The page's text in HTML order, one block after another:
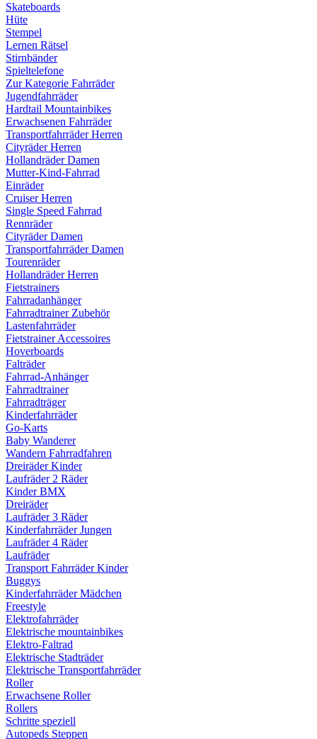
Skateboards
Hüte
Stempel
Lernen Rätsel
Stirnbänder
Spieltelefone
Zur Kategorie Fahrräder
Jugendfahrräder
Hardtail Mountainbikes
Erwachsenen Fahrräder
Transportfahrräder Herren
Cityräder Herren
Hollandräder Damen
Mutter-Kind-Fahrrad
Einräder
Cruiser Herren
Single Speed Fahrrad
Rennräder
Cityräder Damen
Transportfahrräder Damen
Tourenräder
Hollandräder Herren
Fietstrainers
Fahrradanhänger
Fahrradtrainer Zubehör
Lastenfahrräder
Fietstrainer Accessoires
Hoverboards
Falträder
Fahrrad-Anhänger
Fahrradtrainer
Fahrradträger
Kinderfahrräder
Go-Karts
Baby Wanderer
Wandern Fahrradfahren
Dreiräder Kinder
Laufräder 2 Räder
Kinder BMX
Dreiräder
Laufräder 3 Räder
Kinderfahrräder Jungen
Laufräder 4 Räder
Laufräder
Transport Fahrräder Kinder
Buggys
Kinderfahrräder Mädchen
Freestyle
Elektrofahrräder
Elektrische mountainbikes
Elektro-Faltrad
Elektrische Stadträder
Elektrische Transportfahrräder
Roller
Erwachsene Roller
Rollers
Schritte speziell
Autopeds Steppen